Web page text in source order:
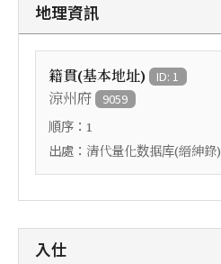
地理資訊
籍貫(基本地址) ID: 1
涼州府 9059
順序： 1
出處： 清代量化数据库(縉紳錄)
入仕